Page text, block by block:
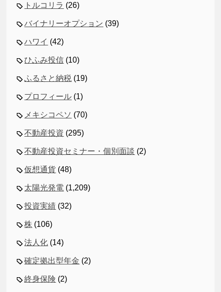
トルコリラ (26)
バイナリーオプション (39)
ハワイ (42)
ひふみ投信 (10)
ふるさと納税 (19)
プロフィール (1)
メキシコペソ (70)
不動産投資 (295)
不動産投資セミナー・個別面談 (2)
仮想通貨 (48)
太陽光発電 (1,209)
投資実績 (32)
株 (106)
法人化 (14)
確定拠出型年金 (2)
終身保険 (2)